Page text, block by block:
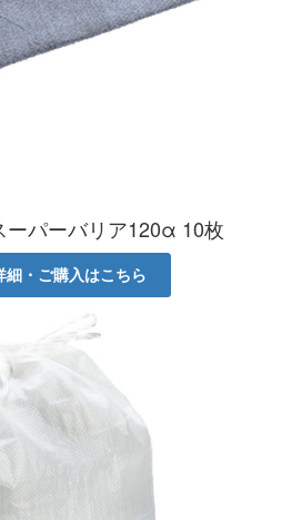
ーパーバリア120α 10枚
細・ご購入はこちら